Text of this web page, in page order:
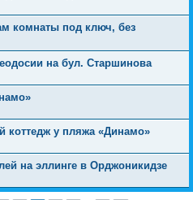
комнаты под ключ, без
на бул. Старшинова
коттедж у пляжа «Динамо»
на эллинге в Орджоникидзе